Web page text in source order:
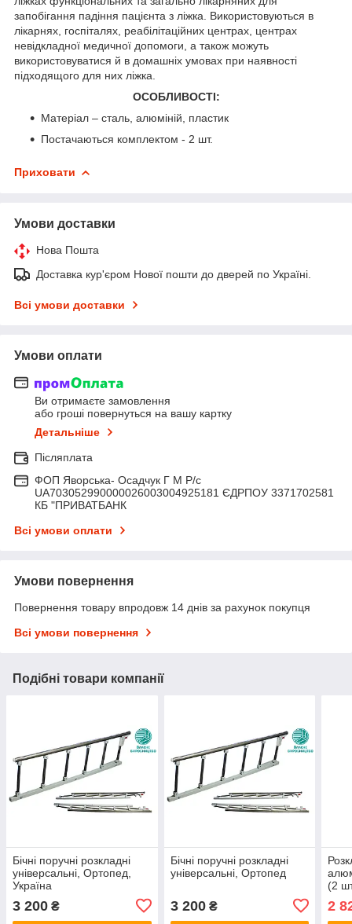
запобігання падіння пацієнта з ліжка. Використовуються в
лікарнях, госпіталях, реабілітаційних центрах, центрах
невідкладної медичної допомоги, а також можуть
використовуватися й в домашніх умовах при наявності
підходящого для них ліжка.
ОСОБЛИВОСТІ:
Матеріал – сталь, алюміній, пластик
Постачаються комплектом - 2 шт.
Приховати
Умови доставки
Нова Пошта
Доставка кур'єром Нової пошти до дверей по Україні.
Всі умови доставки
Умови оплати
Ви отримаєте замовлення
або гроші повернуться на вашу картку
Детальніше
Післяплата
ФОП Яворська- Осадчук Г М Р/c
UA703052990000026003004925181 ЄДРПОУ 3371702581
КБ "ПРИВАТБАНК
Всі умови оплати
Умови повернення
Повернення товару впродовж 14 днів за рахунок покупця
Всі умови повернення
Подібні товари компанії
Бічні поручні розкладні
універсальні, Ортопед,
Україна
3 200 ₴
Бічні поручні розкладні
універсальні, Ортопед
3 200₴
(2
2